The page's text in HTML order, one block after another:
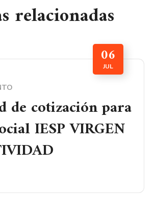
relacionadas
06
JUL
de cotización para
IESP VIRGEN